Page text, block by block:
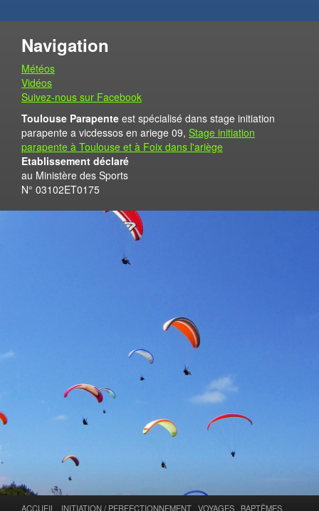
Navigation
Météos
Vidéos
Suivez-nous sur Facebook
Toulouse Parapente est spécialisé dans stage initiation
parapente a vicdessos en ariege 09, Stage initiation
parapente à Toulouse et à Foix dans l'ariège
Etablissement déclaré
au Ministère des Sports
N° 03102ET0175
ACCUEIL INITIATION / PERFECTIONNEMENT VOYAGES BAPTÊMES